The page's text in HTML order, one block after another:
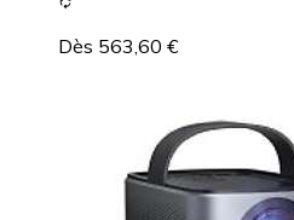
Dès 563,60 €